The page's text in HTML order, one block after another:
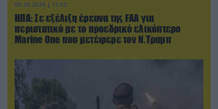
05.08.2026 | 15:02
ΗΠΑ: Σε εξέλιξη έρευνα της FAA για
περιστατικό με το προεδρικό ελικόπτερο
Marine One που μετέφερε τον Ν.Τραμπ